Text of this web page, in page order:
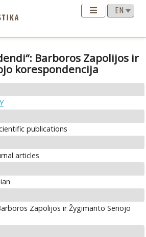
Barboros Zapolijos ir
korespondencija
publications
articles
Zapolijos ir Žygimanto Senojo